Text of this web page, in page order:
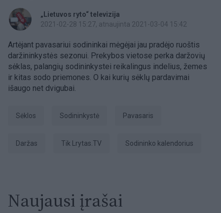
„Lietuvos ryto“ televizija
2021-02-28 15:27, atnaujinta 2021-03-04 15:42
Artėjant pavasariui sodininkai mėgėjai jau pradėjo ruoštis
daržininkystės sezonui. Prekybos vietose perka daržovių
sėklas, palangių sodininkystei reikalingus indelius, žemes
ir kitas sodo priemones. O kai kurių sėklų pardavimai
išaugo net dvigubai.
Sėklos sodininkystė Pavasaris
daržas tik Lrytas.TV Sodininko kalendorius
Naujausi įrašai